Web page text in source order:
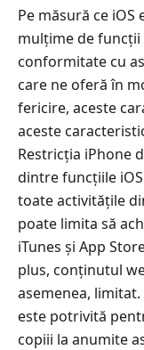
Pe măsură ce iOS
mulțime de funcții
conformitate cu
care ne oferă în
fericire, aceste
aceste
Restricția iPhone
dintre funcțiile
toate activitățile
poate limita să
iTunes și App
plus, conținutul
asemenea,
este potrivită
copiii la anumite